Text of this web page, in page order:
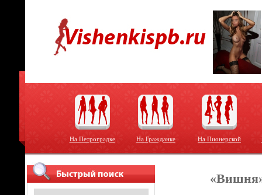
На Петроградке На Гражданке На Пионерской